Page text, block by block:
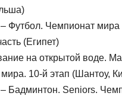
Футбол. Чемпионат мира
(Египет)
на открытой воде.
10-й этап (Шантоу,
Бадминтон. Seniors.